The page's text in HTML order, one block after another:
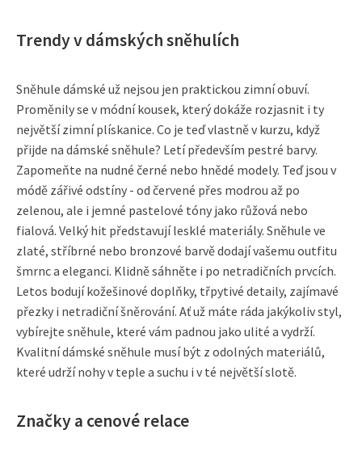
Trendy v dámských sněhulích
Sněhule dámské už nejsou jen praktickou zimní obuví.
Proměnily se v módní kousek, který dokáže rozjasnit i ty
největší zimní plískanice. Co je teď vlastně v kurzu, když
přijde na dámské sněhule? Letí především pestré barvy.
Zapomeňte na nudné černé nebo hnědé modely. Teď jsou v
módě zářivé odstíny - od červené přes modrou až po
zelenou, ale i jemné pastelové tóny jako růžová nebo
fialová. Velký hit představují lesklé materiály. Sněhule ve
zlaté, stříbrné nebo bronzové barvě dodají vašemu outfitu
šmrnc a eleganci. Klidně sáhněte i po netradičních prvcích.
Letos bodují kožešinové doplňky, třpytivé detaily, zajímavé
přezky i netradiční šněrování. Ať už máte ráda jakýkoliv styl,
vybírejte sněhule, které vám padnou jako ulité a vydrží.
Kvalitní dámské sněhule musí být z odolných materiálů,
které udrží nohy v teple a suchu i v té největší slotě.
Značky a cenové relace